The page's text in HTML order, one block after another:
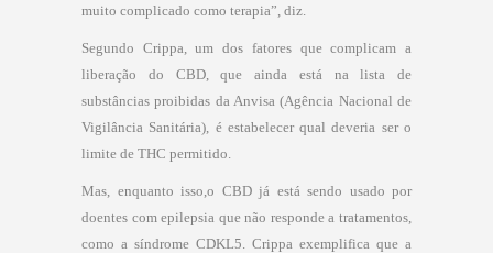
muito complicado como terapia”, diz.
Segundo Crippa, um dos fatores que complicam a
liberação do CBD, que ainda está na lista de
substâncias proibidas da Anvisa (Agência Nacional de
Vigilância Sanitária), é estabelecer qual deveria ser o
limite de THC permitido.
Mas, enquanto isso,o CBD já está sendo usado por
doentes com epilepsia que não responde a tratamentos,
como a síndrome CDKL5. Crippa exemplifica que a